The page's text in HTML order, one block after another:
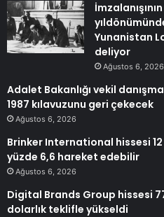
Yunanistan
deliyor
Ağustos 6, 2026
Adalet Bakanlığı vekil
1987 kılavuzunu geri çekecek
Ağustos 6, 2026
Brinker International hissesi
yüzde 6,6 hareket edebilir
Ağustos 6, 2026
Digital Brands Group hissesi
dolarlık teklifle yükseldi